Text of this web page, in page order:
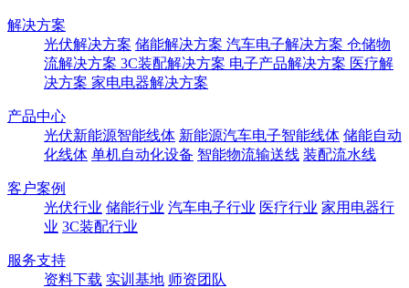
解决方案
光伏解决方案 储能解决方案 汽车电子解决方案 仓储物
流解决方案 3C装配解决方案 电子产品解决方案 医疗解
决方案 家电电器解决方案
产品中心
光伏新能源智能线体 新能源汽车电子智能线体 储能自动
化线体 单机自动化设备 智能物流输送线 装配流水线
客户案例
光伏行业 储能行业 汽车电子行业 医疗行业 家用电器行
业 3C装配行业
服务支持
资料下载 实训基地 师资团队